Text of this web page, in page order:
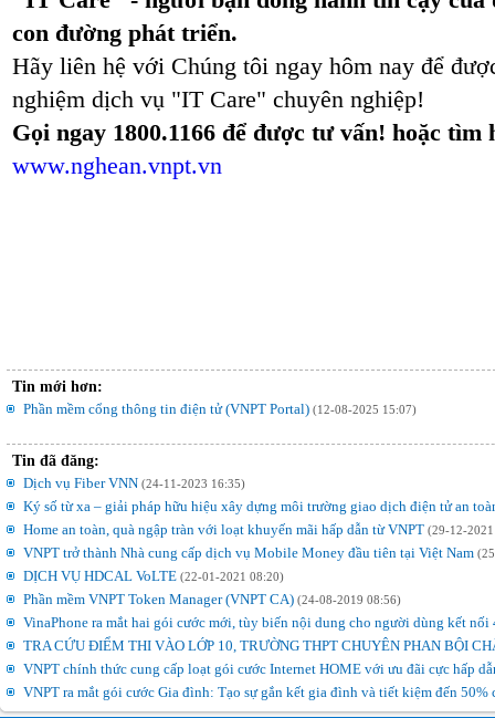
con đường phát triển.
Hãy liên hệ với Chúng tôi ngay hôm nay để
nghiệm dịch vụ "IT Care" chuyên nghiệp!
Gọi ngay 1800.1166 để được tư vấn! hoặc tìm
www.nghean.vnpt.vn
Tin mới hơn:
Phần mềm cổng thông tin điện tử (VNPT Portal) (12-08-2025 15:07)
Tin đã đăng:
Dịch vụ Fiber VNN (24-11-2023 16:35)
Ký số từ xa – giải pháp hữu hiệu xây dựng môi trường giao dịch điện tử an
Home an toàn, quà ngập tràn với loạt khuyến mãi hấp dẫn từ VNPT (29-12-
VNPT trở thành Nhà cung cấp dịch vụ Mobile Money đầu tiên tại Việt Nam
DỊCH VỤ HDCAL VoLTE (22-01-2021 08:20)
Phần mềm VNPT Token Manager (VNPT CA) (24-08-2019 08:56)
VinaPhone ra mắt hai gói cước mới, tùy biến nội dung cho người dùng kết nối
TRA CỨU ĐIỂM THI VÀO LỚP 10, TRƯỜNG THPT CHUYÊN PHAN BỘI
VNPT chính thức cung cấp loạt gói cước Internet HOME với ưu đãi cực hấp
VNPT ra mắt gói cước Gia đình: Tạo sự gắn kết gia đình và tiết kiệm đến